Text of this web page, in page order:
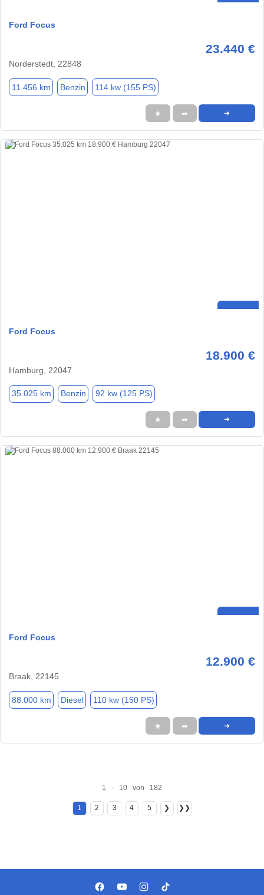
Ford Focus
23.440 €
Norderstedt, 22848
11.456 km Benzin 114 kw (155 PS)
★ ➦ ➜
Ford Focus
18.900 €
Hamburg, 22047
35.025 km Benzin 92 kw (125 PS)
★ ➦ ➜
Ford Focus
12.900 €
Braak, 22145
88.000 km Diesel 110 kw (150 PS)
★ ➦ ➜
1 - 10 von 182
1 2 3 4 5 ❯ ❯❯